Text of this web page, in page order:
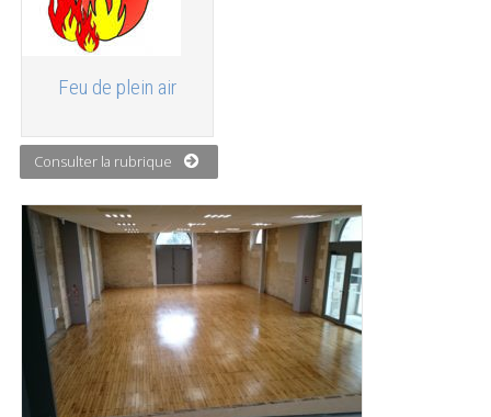
Feu de plein air
Consulter la rubrique